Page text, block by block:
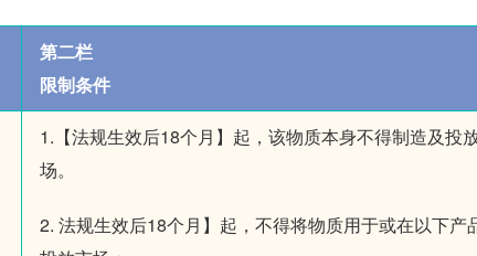
第二栏
限制条件
1.【法规生效后18个月】起，该物质本身不得制造及投
场。
2. 法规生效后18个月】起，不得将物质用于或在以下产